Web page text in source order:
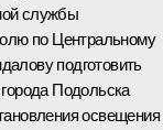
службы
по Центральному
подготовить
Подольска
освещения